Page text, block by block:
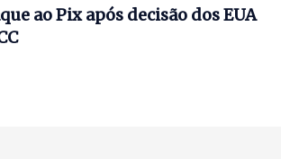
ao Pix após decisão dos EUA